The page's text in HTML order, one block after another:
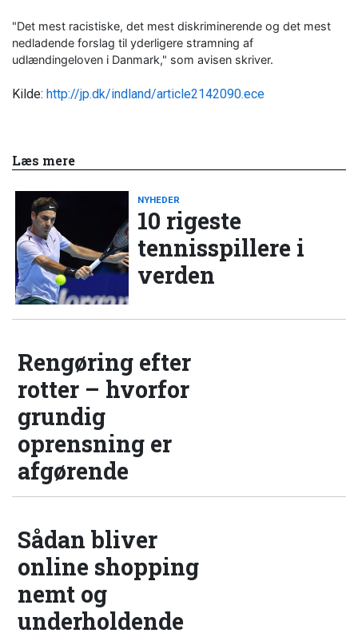
"Det mest racistiske, det mest diskriminerende og det mest
nedladende forslag til yderligere stramning af
udlændingeloven i Danmark," som avisen skriver.
Kilde: http://jp.dk/indland/article2142090.ece
Læs mere
NYHEDER
10 rigeste
tennisspillere i
verden
Rengøring efter
rotter – hvorfor
grundig
oprensning er
afgørende
Sådan bliver
online shopping
nemt og
underholdende